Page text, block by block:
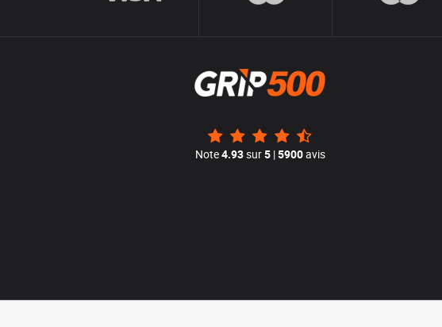
Note4.93sur5|5900avis